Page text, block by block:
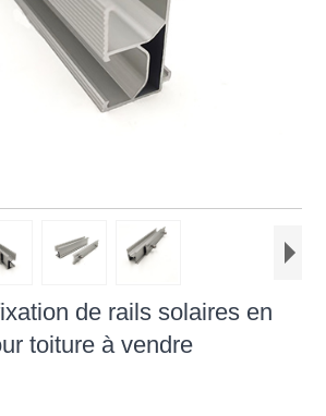
de rails solaires en
toiture à vendre